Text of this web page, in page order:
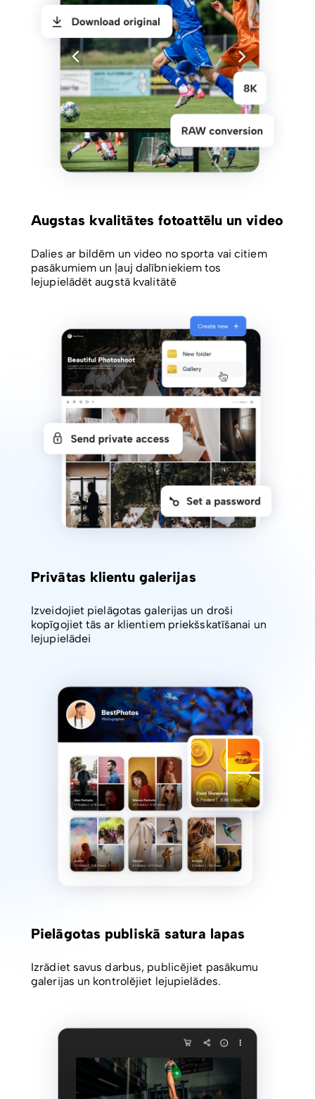
Augstas kvalitātes fotoattēlu un video
Dalies ar bildēm un video no sporta vai citiem
pasākumiem un ļauj dalībniekiem tos
lejupielādēt augstā kvalitātē
Privātas klientu galerijas
Izveidojiet pielāgotas galerijas un droši
kopīgojiet tās ar klientiem priekšskatīšanai un
lejupielādei
Pielāgotas publiskā satura lapas
Izrādiet savus darbus, publicējiet pasākumu
galerijas un kontrolējiet lejupielādes.